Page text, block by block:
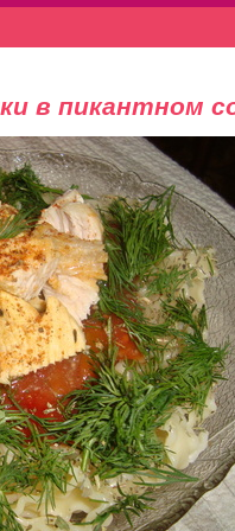
в пикантном